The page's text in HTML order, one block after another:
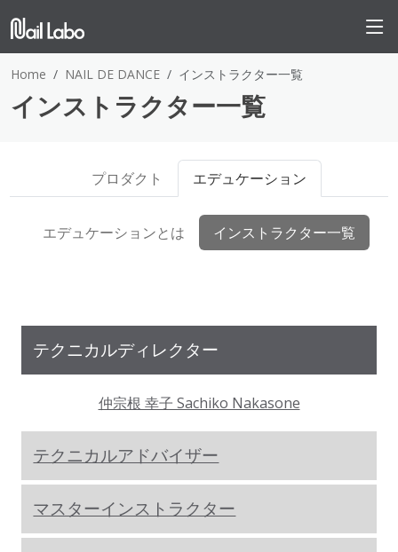
Home NAIL DE DANCE インストラクター一覧
インストラクター一覧
プロダクト エデュケーション
エデュケーションとは インストラクター一覧
テクニカルディレクター
仲宗根 幸子 Sachiko Nakasone
テクニカルアドバイザー
マスターインストラクター